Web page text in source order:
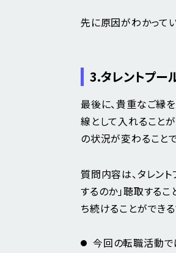
先に原因がわかって
3.タレントプー
最後に、貴重なご縁
線として入れること
の状況が変わること
質問内容は、タレン
するのか」聴取する
ち続けることができる
今回の転職活動で